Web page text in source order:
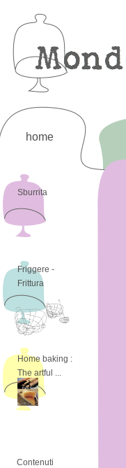
home
Sburrita
Friggere -
Frittura
Home baking :
The artful ...
Contenuti